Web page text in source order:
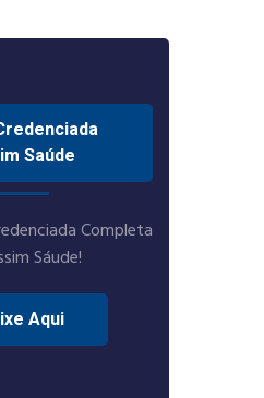
Saúde
Completa
Sáude!
Aqui